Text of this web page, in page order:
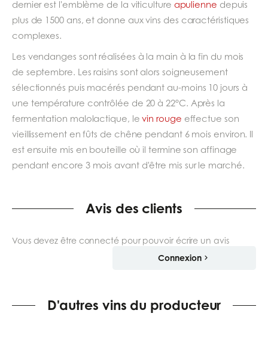
dernier est l'emblème de la viticulture apulienne depuis
plus de 1500 ans, et donne aux vins des caractéristiques
complexes.
Les vendanges sont réalisées à la main à la fin du mois
de septembre. Les raisins sont alors soigneusement
sélectionnés puis macérés pendant au-moins 10 jours à
une température contrôlée de 20 à 22°C. Après la
fermentation malolactique, levin rouge effectue son
vieillissement en fûts de chêne pendant 6 mois environ. Il
est ensuite mis en bouteille où il termine son affinage
pendant encore 3 mois avant d'être mis sur le marché.
Avis des clients
Vous devez être connecté pour pouvoir écrire un avis
Connexion
D'autres vins du producteur